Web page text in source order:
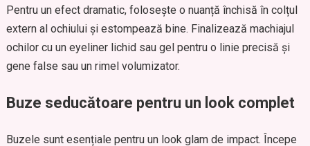
Pentru un efect dramatic, folosește o nuanță închisă în colțul
extern al ochiului și estompează bine. Finalizează machiajul
ochilor cu un eyeliner lichid sau gel pentru o linie precisă și
gene false sau un rimel volumizator.
Buze seducătoare pentru un look complet
Buzele sunt esențiale pentru un look glam de impact. Începe